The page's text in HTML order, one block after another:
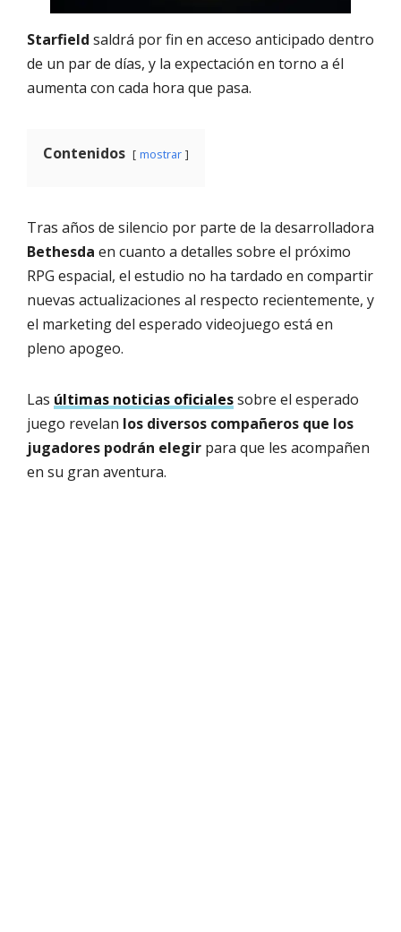
Starfield saldrá por fin en acceso anticipado dentro
de un par de días, y la expectación en torno a él
aumenta con cada hora que pasa.
Contenidos mostrar
Tras años de silencio por parte de la desarrolladora
Bethesda en cuanto a detalles sobre el próximo
RPG espacial, el estudio no ha tardado en compartir
nuevas actualizaciones al respecto recientemente, y
el marketing del esperado videojuego está en
pleno apogeo.
Las últimas noticias oficialessobre el esperado
juego revelan los diversos compañeros que los
jugadores podrán elegir para que les acompañen
en su gran aventura.